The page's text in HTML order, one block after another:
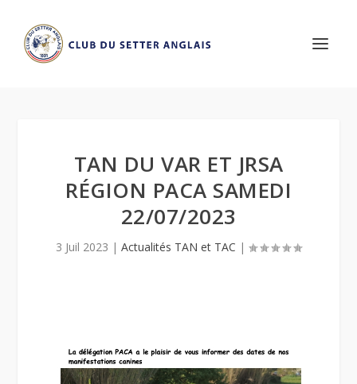
TAN DU VAR ET JRSA
RÉGION PACA SAMEDI
22/07/2023
3 Juil 2023 | Actualités TAN et TAC |